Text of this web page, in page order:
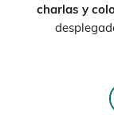
charlas y